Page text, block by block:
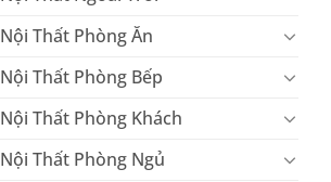
Nội Thất Phòng Ăn
Nội Thất Phòng Bếp
Nội Thất Phòng Khách
Nội Thất Phòng Ngủ